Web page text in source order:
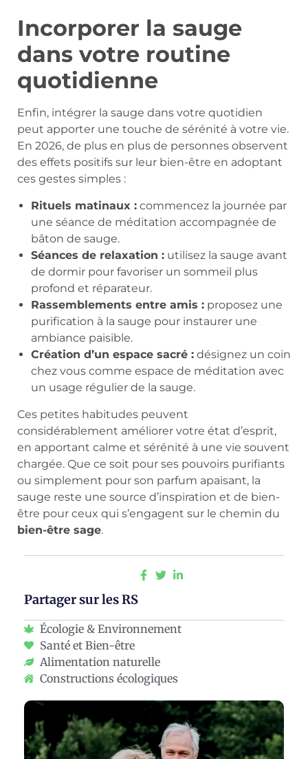
Incorporer la sauge
dans votre routine
quotidienne
Enfin, intégrer la sauge dans votre quotidien
peut apporter une touche de sérénité à votre vie.
En 2026, de plus en plus de personnes observent
des effets positifs sur leur bien-être en adoptant
ces gestes simples :
Rituels matinaux : commencez la journée par
une séance de méditation accompagnée de
bâton de sauge.
Séances de relaxation : utilisez la sauge avant
de dormir pour favoriser un sommeil plus
profond et réparateur.
Rassemblements entre amis : proposez une
purification à la sauge pour instaurer une
ambiance paisible.
Création d’un espace sacré : désignez un coin
chez vous comme espace de méditation avec
un usage régulier de la sauge.
Ces petites habitudes peuvent
considérablement améliorer votre état d’esprit,
en apportant calme et sérénité à une vie souvent
chargée. Que ce soit pour ses pouvoirs purifiants
ou simplement pour son parfum apaisant, la
sauge reste une source d’inspiration et de bien-
être pour ceux qui s’engagent sur le chemin du
bien-être sage.
Partager sur les RS
Écologie & Environnement
Santé et Bien-être
Alimentation naturelle
Constructions écologiques